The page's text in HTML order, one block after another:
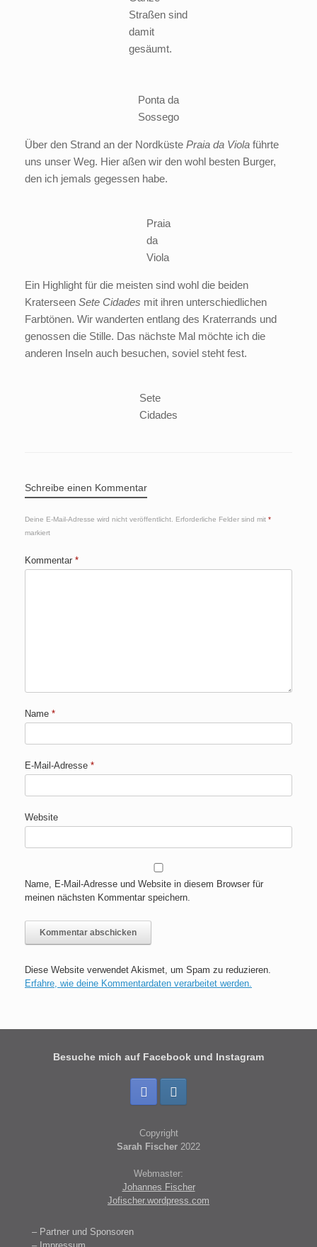
Straßen sind
damit
gesäumt.
Ponta da
Sossego
Über den Strand an der Nordküste Praia da Viola führte
uns unser Weg. Hier aßen wir den wohl besten Burger,
den ich jemals gegessen habe.
Praia
da
Viola
Ein Highlight für die meisten sind wohl die beiden
Kraterseen Sete Cidades mit ihren unterschiedlichen
Farbtönen. Wir wanderten entlang des Kraterrands und
genossen die Stille. Das nächste Mal möchte ich die
anderen Inseln auch besuchen, soviel steht fest.
Sete
Cidades
Schreibe einen Kommentar
Deine E-Mail-Adresse wird nicht veröffentlicht. Erforderliche Felder sind mit *
markiert
Kommentar *
Name *
E-Mail-Adresse *
Website
Name, E-Mail-Adresse und Website in diesem Browser für
meinen nächsten Kommentar speichern.
Diese Website verwendet Akismet, um Spam zu reduzieren.
Erfahre, wie deine Kommentardaten verarbeitet werden.
Besuche mich auf Facebook und Instagram
Copyright
Sarah Fischer 2022
Webmaster:
Johannes Fischer
Jofischer.wordpress.com
– Partner und Sponsoren